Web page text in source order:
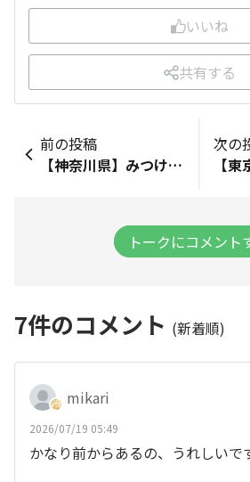
いいね
共有する
前の投稿
【神奈川県】みつけたお店：みつけた商品：【オレンジカカオニブビスキュイ、バウム、ワッフルアールグレイ、メープル、抹茶】
次の
トークにコメント
7件のコメント (新着順)
mikari
2026/07/19 05:49
かなり前からあるの、うれしいで